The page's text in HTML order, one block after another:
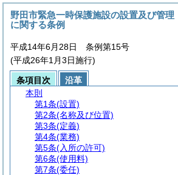
野田市緊急一時保護施設の設置及び管理
に関する条例
平成14年6月28日 条例第15号
(平成26年1月3日施行)
条項目次
沿革
本則
第1条(設置)
第2条(名称及び位置)
第3条(定義)
第4条(業務)
第5条(入所の許可)
第6条(使用料)
第7条(委任)